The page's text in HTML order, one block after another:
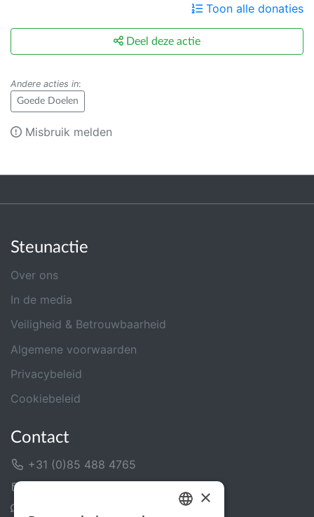
Toon alle donaties
Deel deze actie
Andere acties in:
Goede Doelen
Misbruik melden
Steunactie
Over ons
In de media
Veiligheid & Betrouwbaarheid
Algemene voorwaarden
Privacybeleid
Cookiebeleid
Contact
+31 (0)85 488 4765
×